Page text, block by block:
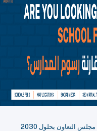
التعاون بحلول 2030